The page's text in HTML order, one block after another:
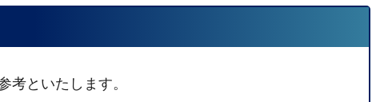
考といたします。